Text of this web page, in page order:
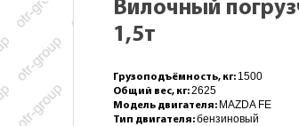
Вилочный
1,5т
Грузоподъёмность, кг: 1500
Общий вес, кг:2625
Модель двигателя: MAZDA FE
Тип двигателя:бензиновый